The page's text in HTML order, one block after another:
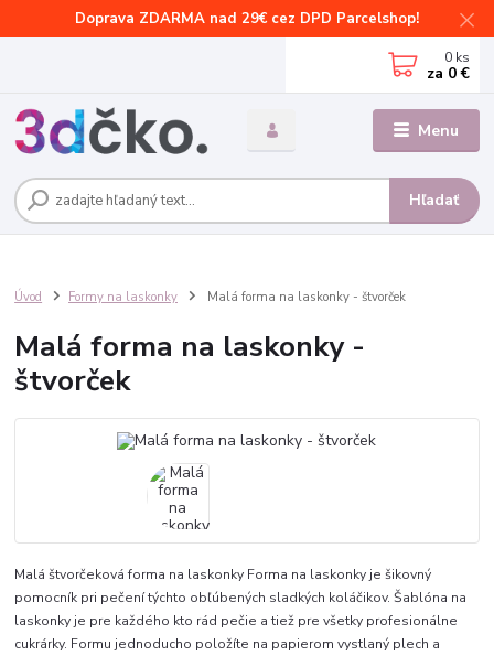
Doprava ZDARMA nad 29€ cez DPD Parcelshop!
Menu
Hľadať
0 ks
za 0 €
Úvod Formy na laskonky Malá forma na laskonky - štvorček
Malá forma na laskonky -
štvorček
Malá štvorčeková forma na laskonky Forma na laskonky je šikovný
pomocník pri pečení týchto obľúbených sladkých koláčikov. Šablóna na
laskonky je pre každého kto rád pečie a tiež pre všetky profesionálne
cukrárky. Formu jednoducho položíte na papierom vystlaný plech a